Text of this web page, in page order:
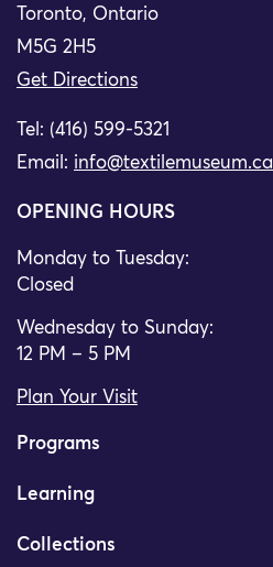
Toronto, Ontario
M5G 2H5
Get Directions
Tel: (416) 599-5321
Email: info@textilemuseum.ca
OPENING HOURS
Monday to Tuesday:
Closed
Wednesday to Sunday:
12 PM – 5 PM
Plan Your Visit
Programs
Learning
Collections